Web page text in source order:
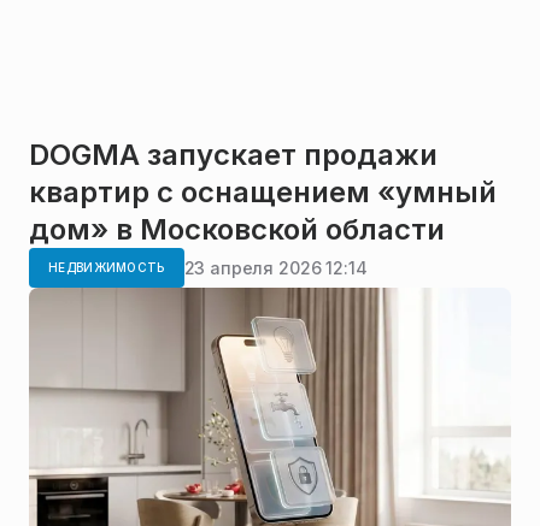
DOGMA запускает продажи
квартир с оснащением «умный
дом» в Московской области
НЕДВИЖИМОСТЬ 23 апреля 2026 12:14